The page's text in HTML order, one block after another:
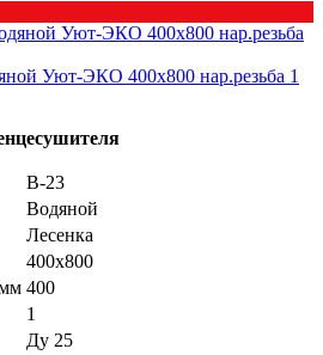
Уют-ЭКО 400х800 нар.резьба 1
В-23
Водяной
Лесенка
400х800
400
1
Ду 25